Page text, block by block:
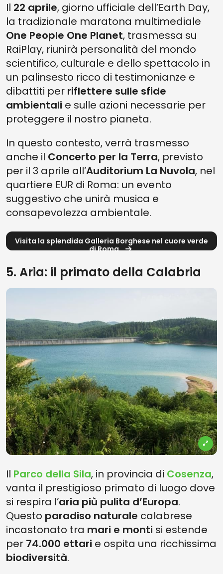
Il 22 aprile, giorno ufficiale dell’Earth Day,
la tradizionale maratona multimediale
One People One Planet, trasmessa su
RaiPlay, riunirà personalità del mondo
scientifico, culturale e dello spettacolo in
un palinsesto ricco di testimonianze e
dibattiti per riflettere sulle sfide
ambientali e sulle azioni necessarie per
proteggere il nostro pianeta.
In questo contesto, verrà trasmesso
anche il Concerto per la Terra, previsto
per il 3 aprile all’Auditorium La Nuvola, nel
quartiere EUR di Roma: un evento
suggestivo che unirà musica e
consapevolezza ambientale.
Visita la splendida Galleria Borghese nel cuore verde
di Roma
5. Aria: il primato della Calabria
Il Parco della Sila, in provincia di Cosenza,
vanta il prestigioso primato di luogo dove
si respira l’aria più pulita d’Europa.
Questo paradiso naturale calabrese
incastonato tra mari e monti si estende
per 74.000 ettari e ospita una ricchissima
biodiversità.